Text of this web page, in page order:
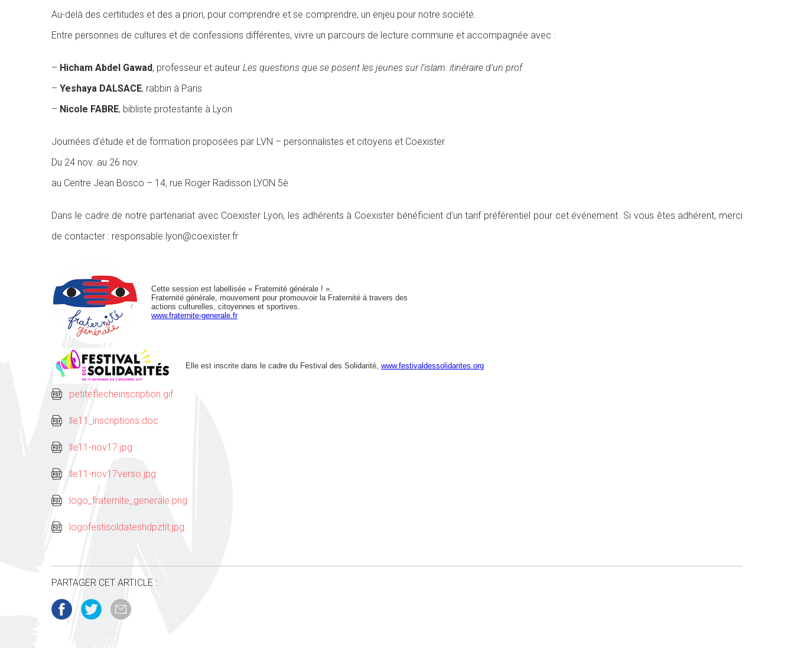
Au-delà des certitudes et des a priori, pour comprendre et se comprendre, un enjeu pour notre société.
Entre personnes de cultures et de confessions différentes, vivre un parcours de lecture commune et accompagnée avec :
– Hicham Abdel Gawad, professeur et auteur Les questions que se posent les jeunes sur l’islam: itinéraire d’un prof
– Yeshaya DALSACE, rabbin à Paris
– Nicole FABRE, bibliste protestante à Lyon
Journées d’étude et de formation proposées par LVN – personnalistes et citoyens et Coexister
Du 24 nov. au 26 nov.
au Centre Jean Bosco – 14, rue Roger Radisson LYON 5è
Dans le cadre de notre partenariat avec Coexister Lyon, les adhérents à Coexister bénéficient d’un tarif préférentiel pour cet événement. Si vous êtes adhérent, merci
de contacter : responsable.lyon@coexister.fr
Cette session est labellisée « Fraternité générale ! ».
Fraternité générale, mouvement pour promouvoir la Fraternité à travers des
actions culturelles, citoyennes et sportives.
www.fraternite-generale.fr
Elle est inscrite dans le cadre du Festival des Solidarité, www.festivaldessolidarites.org
petiteflecheinscription.gif
lle11_inscriptions.doc
lle11-nov17.jpg
lle11-nov17verso.jpg
logo_fraternite_generale.png
logofestisoldateshdpztit.jpg
PARTAGER CET ARTICLE :